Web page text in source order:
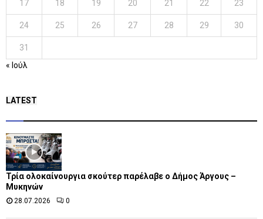
17 18 19 20 21 22 23
24 25 26 27 28 29 30
31
« Ιούλ
LATEST
Τρία ολοκαίνουργια σκούτερ παρέλαβε o Δήμος Άργους –
Μυκηνών
28.07.2026 0